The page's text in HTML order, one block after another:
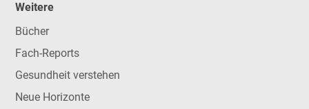
Weitere
Bücher
Fach-Reports
Gesundheit verstehen
Neue Horizonte